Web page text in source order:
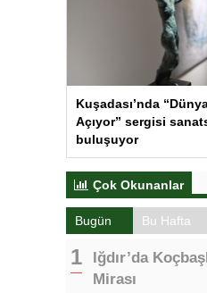
Kuşadası’nda
Açıyor” sergisi
buluşuyor
Çok Okunanlar
Bugün Bu Hafta
Iğdır’da
Mirası